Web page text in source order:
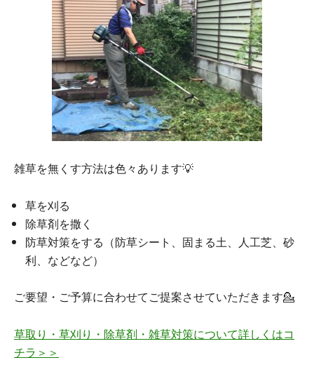
雑草を無くす方法は色々あります💡
草を刈る
除草剤を撒く
防草対策をする（防草シート、固まる土、人工芝、砂
利、などなど）
ご要望・ご予算に合わせてご提案させていただきます💁
草取り・草刈り・除草剤・雑草対策について詳しくはコ
チラ＞＞